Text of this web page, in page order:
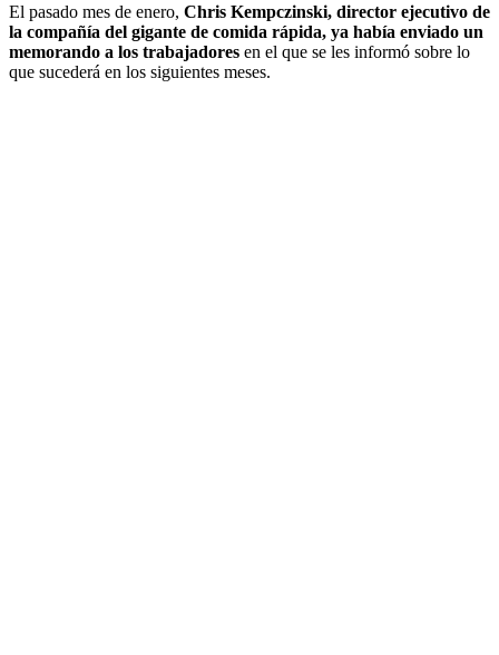
El pasado mes de enero, Chris Kempczinski, director ejecutivo de
la compañía del gigante de comida rápida, ya había enviado un
memorando a los trabajadores en el que se les informó sobre lo
que sucederá en los siguientes meses.